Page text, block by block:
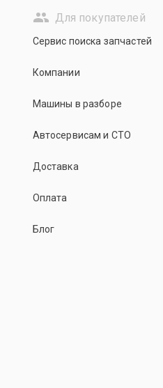
Для покупателей
Сервис поиска запчастей
Компании
Машины в разборе
Автосервисам и СТО
Доставка
Оплата
Блог